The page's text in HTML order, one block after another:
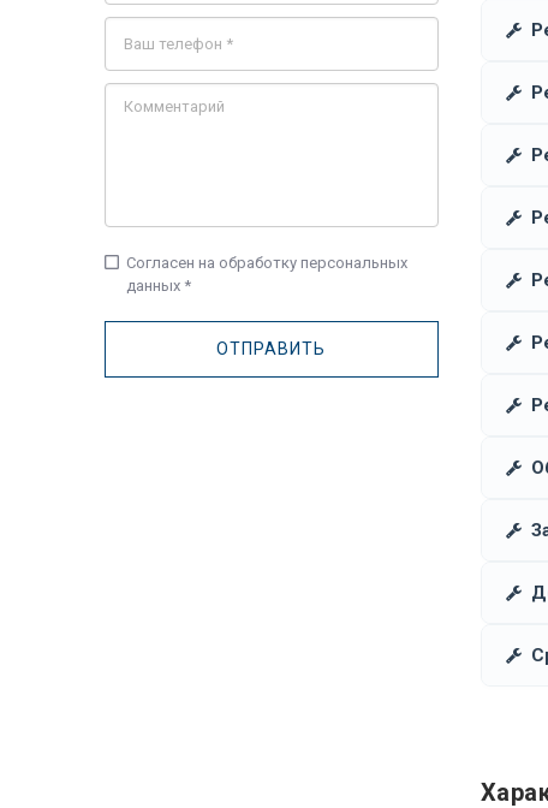
check_box_outline_blank Согласен на обработку персональных
данных *